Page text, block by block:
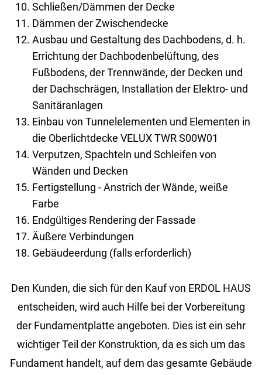
Schließen/Dämmen der Decke
Dämmen der Zwischendecke
Ausbau und Gestaltung des Dachbodens, d. h.
Errichtung der Dachbodenbelüftung, des
Fußbodens, der Trennwände, der Decken und
der Dachschrägen, Installation der Elektro- und
Sanitäranlagen
Einbau von Tunnelelementen und Elementen in
die Oberlichtdecke VELUX TWR S00W01
Verputzen, Spachteln und Schleifen von
Wänden und Decken
Fertigstellung - Anstrich der Wände, weiße
Farbe
Endgültiges Rendering der Fassade
Äußere Verbindungen
Gebäudeerdung (falls erforderlich)
Den Kunden, die sich für den Kauf von ERDOL HAUS
entscheiden, wird auch Hilfe bei der Vorbereitung
der Fundamentplatte angeboten. Dies ist ein sehr
wichtiger Teil der Konstruktion, da es sich um das
Fundament handelt, auf dem das gesamte Gebäude